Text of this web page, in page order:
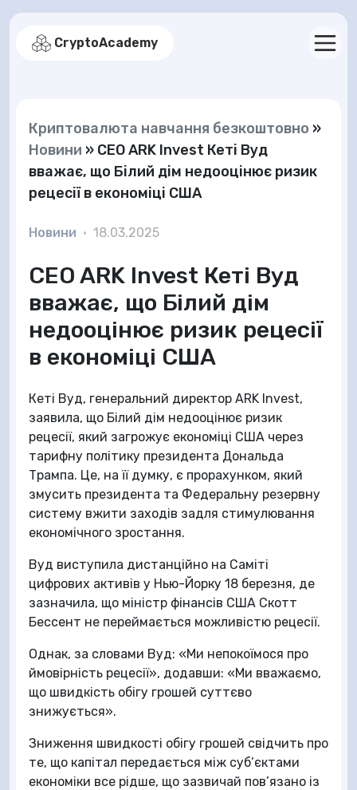
CryptoAcademy
Криптовалюта навчання безкоштовно »
Новини » CEO ARK Invest Кеті Вуд
вважає, що Білий дім недооцінює ризик
рецесії в економіці США
Новини • 18.03.2025
CEO ARK Invest Кеті Вуд
вважає, що Білий дім
недооцінює ризик рецесії
в економіці США
Кеті Вуд, генеральний директор ARK Invest,
заявила, що Білий дім недооцінює ризик
рецесії, який загрожує економіці США через
тарифну політику президента Дональда
Трампа. Це, на її думку, є прорахунком, який
змусить президента та Федеральну резервну
систему вжити заходів задля стимулювання
економічного зростання.
Вуд виступила дистанційно на Саміті
цифрових активів у Нью-Йорку 18 березня, де
зазначила, що міністр фінансів США Скотт
Бессент не переймається можливістю рецесії.
Однак, за словами Вуд: «Ми непокоїмося про
ймовірність рецесії», додавши: «Ми вважаємо,
що швидкість обігу грошей суттєво
знижується».
Зниження швидкості обігу грошей свідчить про
те, що капітал передається між суб’єктами
економіки все рідше, що зазвичай пов’язано із